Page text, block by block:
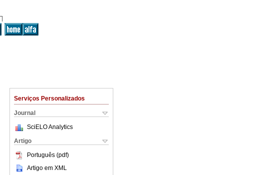
Serviços Personalizados
Journal
SciELO Analytics
Artigo
Português (pdf)
Artigo em XML